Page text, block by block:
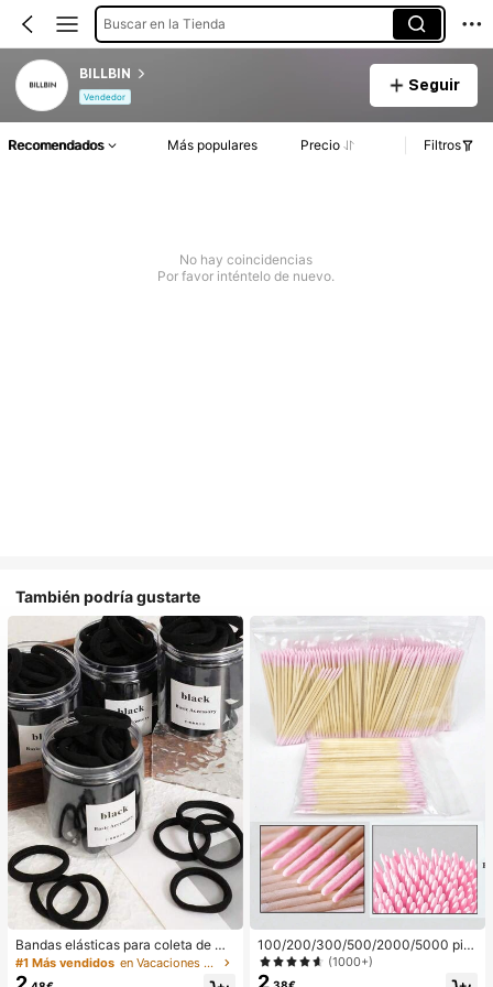
Buscar en la Tienda
BILLBIN
Vendedor
Seguir
Recomendados Más populares Precio Filtros
No hay coincidencias
Por favor inténtelo de nuevo.
También podría gustarte
Bandas elásticas para coleta de mu
jer, bandas para el cabello, accesori
os para el cabello, bandas deportiv
#1 Más vendidos en Vacaciones Aparatos de baño
100/200/300/500/2000/5000 pie
zas/20 piezas Palitos aplicadores d
e esmalte de uñas de doble extrem
(1000+)